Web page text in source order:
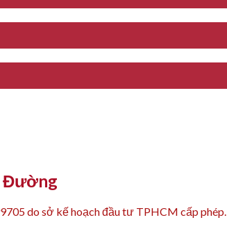
Đường
do sở kế hoạch đầu tư TPHCM cấp phép.